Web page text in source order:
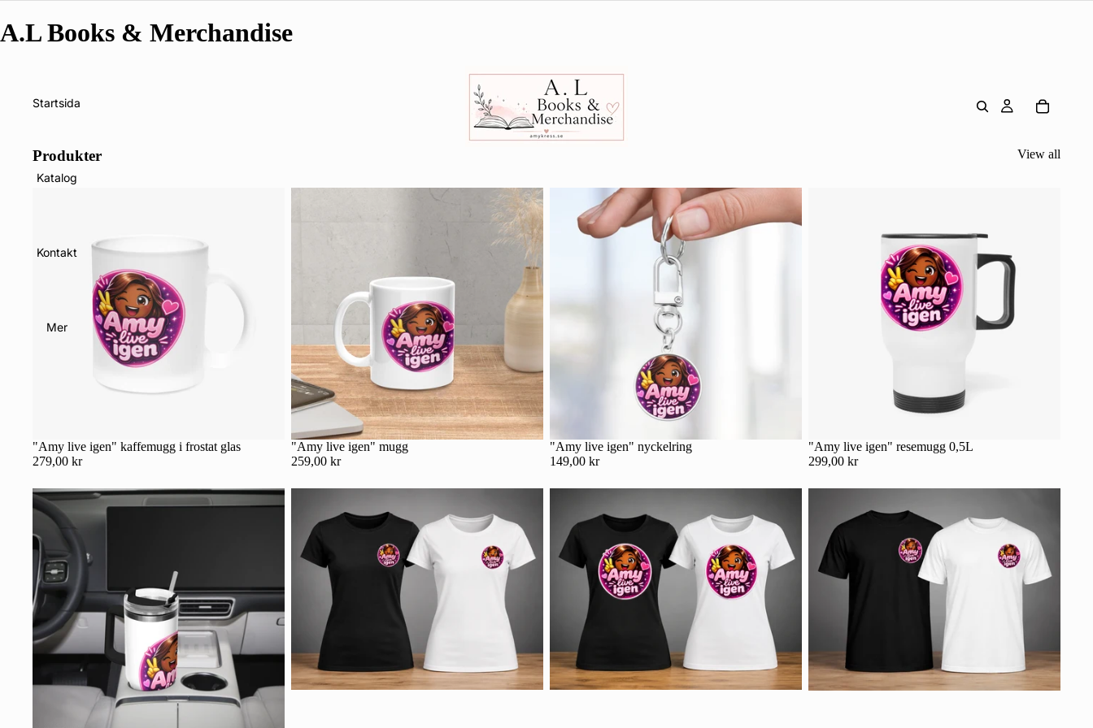
A.L Books & Merchandise
Startsida
Katalog
Kontakt
Mer
Produkter View all
"Amy live igen" kaffemugg i frostat glas
279,00 kr
"Amy live igen" mugg
259,00 kr
"Amy live igen" nyckelring
149,00 kr
"Amy live igen" resemugg 0,5L
299,00 kr